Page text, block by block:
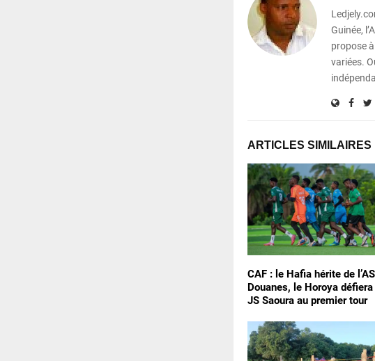
Guinée,
propose
variées.
ARTICLES SIMILAIRES
CAF : le Hafia hérite de l’AS
Douanes, le Horoya
JS Saoura au premier tour